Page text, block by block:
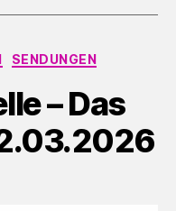
SENDUNGEN
– Das